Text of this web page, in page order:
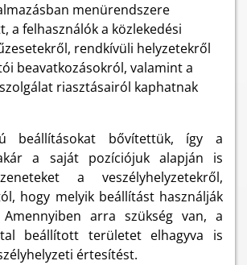
menürendszere
a felhasználók a közlekedési
rendkívüli helyzetekről
beavatkozásokról, valamint a
riasztásairól kaphatnak
beállításokat bővítettük, így a
a saját pozíciójuk alapján is
a veszélyhelyzetekről,
hogy melyik beállítást használják
Amennyiben arra szükség van, a
beállított területet elhagyva is
értesítést.